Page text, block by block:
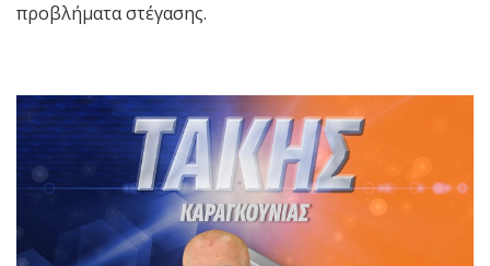
προβλήματα στέγασης.